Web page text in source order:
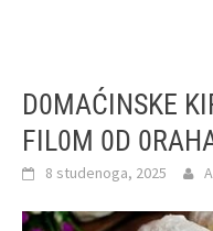
D0MAĆINSKE
FIL0M 0D
8 studenoga, 2025